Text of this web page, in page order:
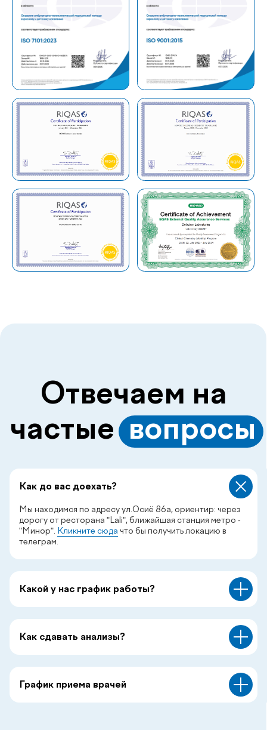
Как до вас доехать?
Мы находимся по адресу ул.Осиё 86а, ориентир: через
дорогу от ресторана "Lali", ближайшая станция метро -
"Минор". Кликните сюда что бы получить локацию в
телеграм.
Какой у нас график работы?
Как сдавать анализы?
График приема врачей
Не нашли ответ на ваш
вопрос? Оставьте
заявку, и мы ответим!
+998
Перезвоните мне
Нажимая на кнопку «Перезвоните мне», вы даёте
согласие на обработку персональных данных и
соглашаетесь c политикой конфиденциальности
Делимся с вами
информацией